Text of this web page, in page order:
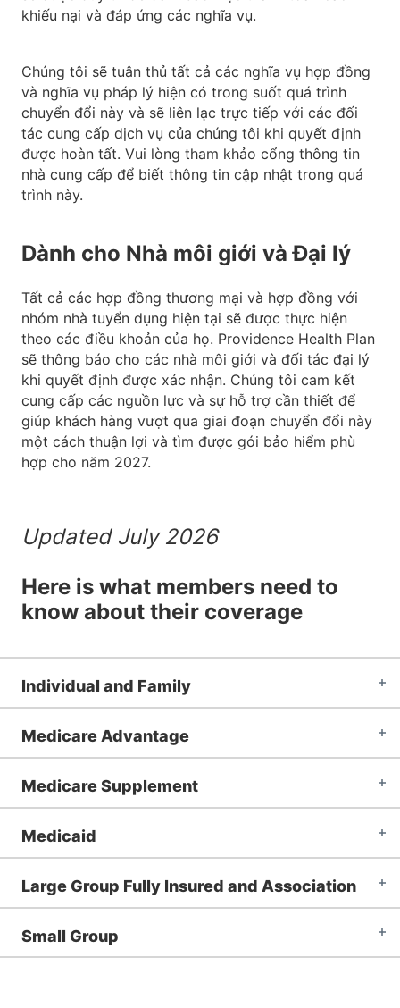
khiếu nại và đáp ứng các nghĩa vụ.
Chúng tôi sẽ tuân thủ tất cả các nghĩa vụ hợp đồng
và nghĩa vụ pháp lý hiện có trong suốt quá trình
chuyển đổi này và sẽ liên lạc trực tiếp với các đối
tác cung cấp dịch vụ của chúng tôi khi quyết định
được hoàn tất. Vui lòng tham khảo cổng thông tin
nhà cung cấp để biết thông tin cập nhật trong quá
trình này.
Dành cho Nhà môi giới và Đại lý
Tất cả các hợp đồng thương mại và hợp đồng với
nhóm nhà tuyển dụng hiện tại sẽ được thực hiện
theo các điều khoản của họ. Providence Health Plan
sẽ thông báo cho các nhà môi giới và đối tác đại lý
khi quyết định được xác nhận. Chúng tôi cam kết
cung cấp các nguồn lực và sự hỗ trợ cần thiết để
giúp khách hàng vượt qua giai đoạn chuyển đổi này
một cách thuận lợi và tìm được gói bảo hiểm phù
hợp cho năm 2027.
Updated July 2026
Here is what members need to
know about their coverage
Individual and Family
Medicare Advantage
Medicare Supplement
Medicaid
Large Group Fully Insured and Association
Small Group